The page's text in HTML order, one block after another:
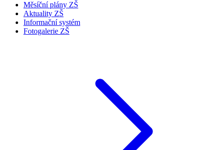
Měsíční plány ZŠ
Aktuality ZŠ
Informační systém
Fotogalerie ZŠ